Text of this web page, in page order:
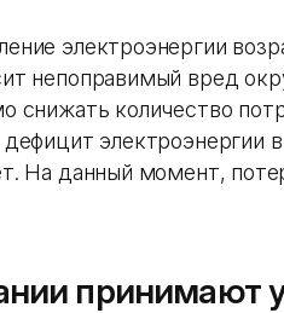
электроэнергии
непоправимый вред
снижать количество
электроэнергии
На данный момент,
принимают